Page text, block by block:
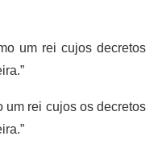
um rei cujos decretos
rei cujos os decretos